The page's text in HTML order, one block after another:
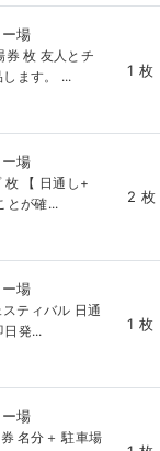
場
券 枚 友人とチ
ます。 ...
1 枚
場
枚 【 日通し+
とが確...
2 枚
場
ティバル 日通
日発...
1 枚
場
名分＋ 駐車場